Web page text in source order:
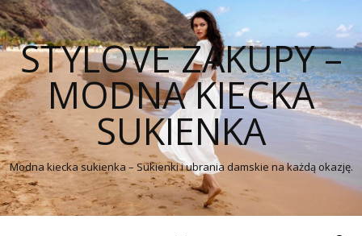
STYLOVE ZAKUPY –
MODNA KIECKA
SUKIENKA
Modna kiecka sukienka – Sukienki i ubrania damskie na każdą okazję.